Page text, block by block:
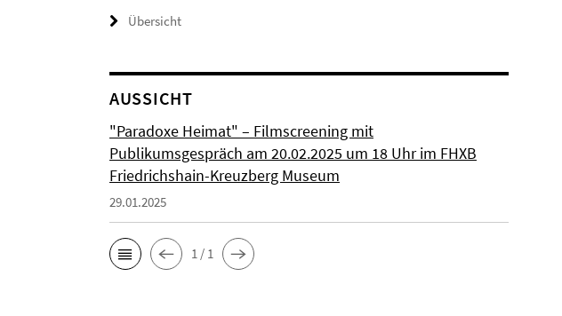
Übersicht
AUSSICHT
"Paradoxe Heimat" – Filmscreening mit
Publikumsgespräch am 20.02.2025 um 18 Uhr im FHXB
Friedrichshain-Kreuzberg Museum
29.01.2025
1 / 1